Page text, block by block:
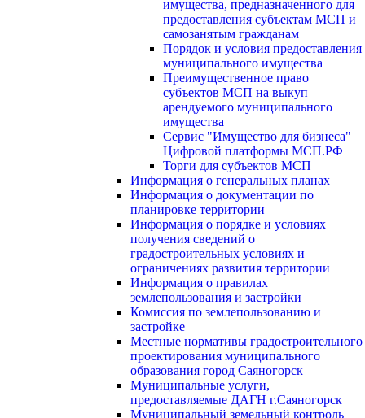
имущества, предназначенного для
предоставления субъектам МСП и
самозанятым гражданам
Порядок и условия предоставления
муниципального имущества
Преимущественное право
субъектов МСП на выкуп
арендуемого муниципального
имущества
Сервис "Имущество для бизнеса"
Цифровой платформы МСП.РФ
Торги для субъектов МСП
Информация о генеральных планах
Информация о документации по
планировке территории
Информация о порядке и условиях
получения сведений о
градостроительных условиях и
ограничениях развития территории
Информация о правилах
землепользования и застройки
Комиссия по землепользованию и
застройке
Местные нормативы градостроительного
проектирования муниципального
образования город Саяногорск
Муниципальные услуги,
предоставляемые ДАГН г.Саяногорск
Муниципальный земельный контроль